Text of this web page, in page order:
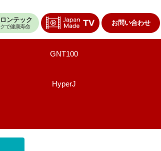
ンテック
で健康寿命 お問い合わせ
GNT100
HyperJ